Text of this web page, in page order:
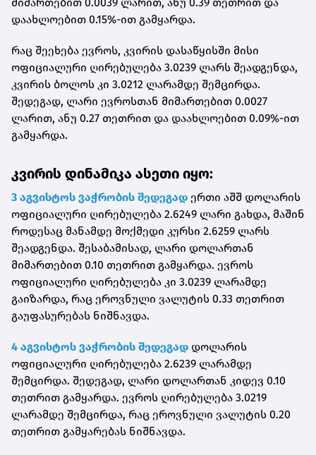
დაახლოებით 0.15%-ით გამყარდა.
რაც შეეხება ევროს, კვირის დასაწყისში მისი
ოფიციალური ღირებულება 3.0239 ლარს შეადგენდა,
კვირის ბოლოს კი 3.0212 ლარამდე შემცირდა.
შედეგად, ლარი ევროსთან მიმართებით 0.0027
ლარით, ანუ 0.27 თეთრით და დაახლოებით 0.09%-ით
გამყარდა.
კვირის დინამიკა ასეთი იყო:
3 აგვისტოს ვაჭრობის შედეგად ერთი აშშ დოლარის
ოფიციალური ღირებულება 2.6249 ლარი გახდა, მაშინ
როდესაც მანამდე მოქმედი კურსი 2.6259 ლარს
შეადგენდა. შესაბამისად, ლარი დოლართან
მიმართებით 0.10 თეთრით გამყარდა. ევროს
ოფიციალური ღირებულება კი 3.0239 ლარამდე
გაიზარდა, რაც ეროვნული ვალუტის 0.33 თეთრით
გაუფასურებას ნიშნავდა.
4 აგვისტოს ვაჭრობის შედეგად დოლარის
ოფიციალური ღირებულება 2.6239 ლარამდე
შემცირდა. შედეგად, ლარი დოლართან კიდევ 0.10
თეთრით გამყარდა. ევროს ღირებულება 3.0219
ლარამდე შემცირდა, რაც ეროვნული ვალუტის 0.20
თეთრით გამყარებას ნიშნავდა.